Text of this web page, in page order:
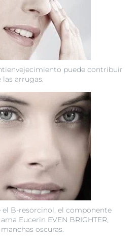
puede contribuir
las arrugas.
el B-resorcinol, el componente
Eucerin EVEN BRIGHTER,
oscuras.